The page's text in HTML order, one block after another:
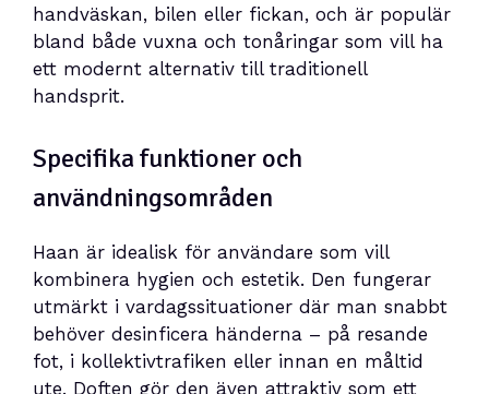
handväskan, bilen eller fickan, och är populär
bland både vuxna och tonåringar som vill ha
ett modernt alternativ till traditionell
handsprit.
Specifika funktioner och
användningsområden
Haan är idealisk för användare som vill
kombinera hygien och estetik. Den fungerar
utmärkt i vardagssituationer där man snabbt
behöver desinficera händerna – på resande
fot, i kollektivtrafiken eller innan en måltid
ute. Doften gör den även attraktiv som ett